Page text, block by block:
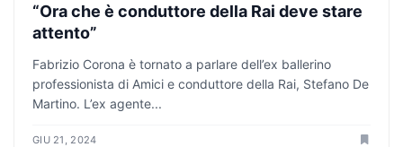
“Ora che è conduttore della Rai deve stare
attento”
Fabrizio Corona è tornato a parlare dell’ex ballerino
professionista di Amici e conduttore della Rai, Stefano De
Martino. L’ex agente...
GIU 21, 2024